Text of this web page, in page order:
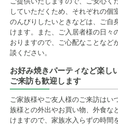
していただくため、それぞれの個
のんびりしたいときなどは、ご自
けます。また、ご入居者様の日々
おりますので、ご心配なことなど
談ください。
お好み焼きパーティなど楽し
ご来訪も歓迎します
ご家族様やご友人様のご来訪はい
族様との外出やお買い物、外食な
けますので、家族水入らずの時間